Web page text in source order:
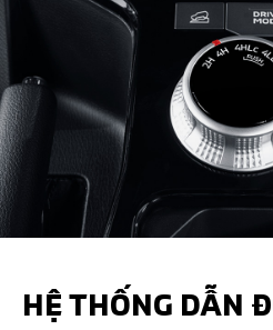
HỆ THỐNG DẪN